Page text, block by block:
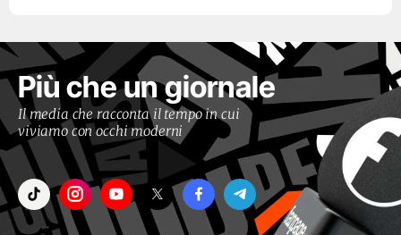
Più che un giornale
Il media che racconta il tempo in cui
viviamo con occhi moderni